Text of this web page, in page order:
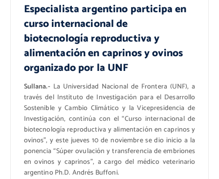
Especialista argentino participa en
curso internacional de
biotecnología reproductiva y
alimentación en caprinos y ovinos
organizado por la UNF
Sullana.-La Universidad Nacional de Frontera (UNF), a
través del Instituto de Investigación para el Desarrollo
Sostenible y Cambio Climático y la Vicepresidencia de
Investigación, continúa con el “Curso internacional de
biotecnología reproductiva y alimentación en caprinos y
ovinos”, y este jueves 10 de noviembre se dio inicio a la
ponencia “Súper ovulación y transferencia de embriones
en ovinos y caprinos”, a cargo del médico veterinario
argentino Ph.D. Andrés Buffoni.